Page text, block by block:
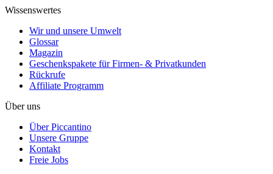
Wissenswertes
Wir und unsere Umwelt
Glossar
Magazin
Geschenkspakete für Firmen- & Privatkunden
Rückrufe
Affiliate Programm
Über uns
Über Piccantino
Unsere Gruppe
Kontakt
Freie Jobs